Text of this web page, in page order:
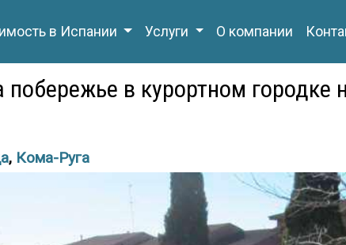
в Испании Услуги О компании
в курортном городке
, Кома-Руга